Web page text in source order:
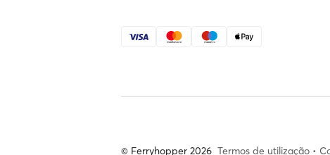
© Ferryhopper 2026 Termos de utilização •